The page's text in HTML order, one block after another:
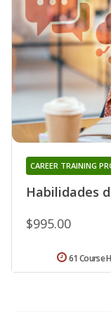
Habilidades
CAREER TRAINING
$995.00
61 Course